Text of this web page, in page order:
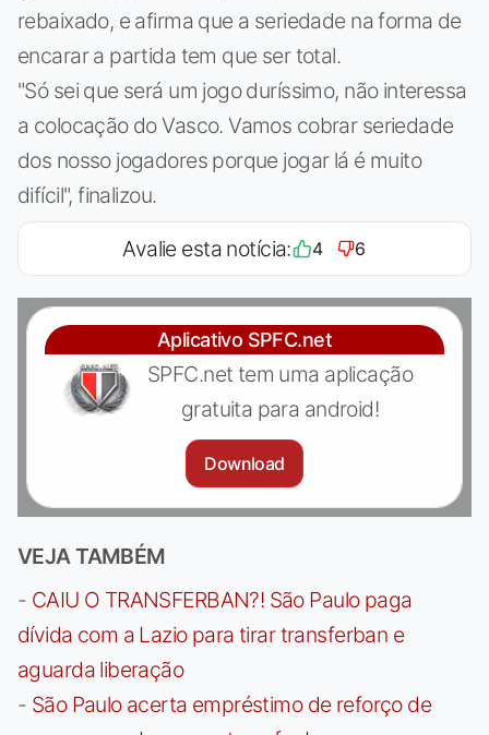
rebaixado, e afirma que a seriedade na forma de
encarar a partida tem que ser total.
"Só sei que será um jogo duríssimo, não interessa
a colocação do Vasco. Vamos cobrar seriedade
dos nosso jogadores porque jogar lá é muito
difícil", finalizou.
Avalie esta notícia: 4 6
Aplicativo SPFC.net
SPFC.net tem uma aplicação
gratuita para android!
Download
VEJA TAMBÉM
- CAIU O TRANSFERBAN?! São Paulo paga
dívida com a Lazio para tirar transferban e
aguarda liberação
- São Paulo acerta empréstimo de reforço de